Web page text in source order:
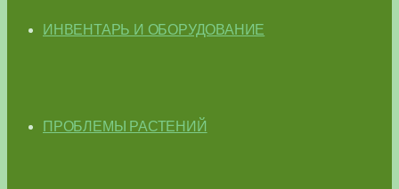
ИНВЕНТАРЬ И ОБОРУДОВАНИЕ
ПРОБЛЕМЫ РАСТЕНИЙ